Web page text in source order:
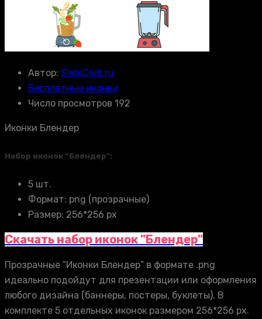
Автор: SlideClub.ru
Бесплатные иконки
Число просмотров 192
Иконки Блендер
Набор иконок “Блендер”:
5 шт.
Формат: png (прозрачные)
Размер: 256*256 px
Скачать набор иконок "Блендер"
Прозрачные “Иконки Блендер” в формате .png
идеально подойдут для презентации или оформления
любого дизайна (баннеры, постеры, буклеты). В
комплекте 5 отдельных иконок размером 256*256 px.